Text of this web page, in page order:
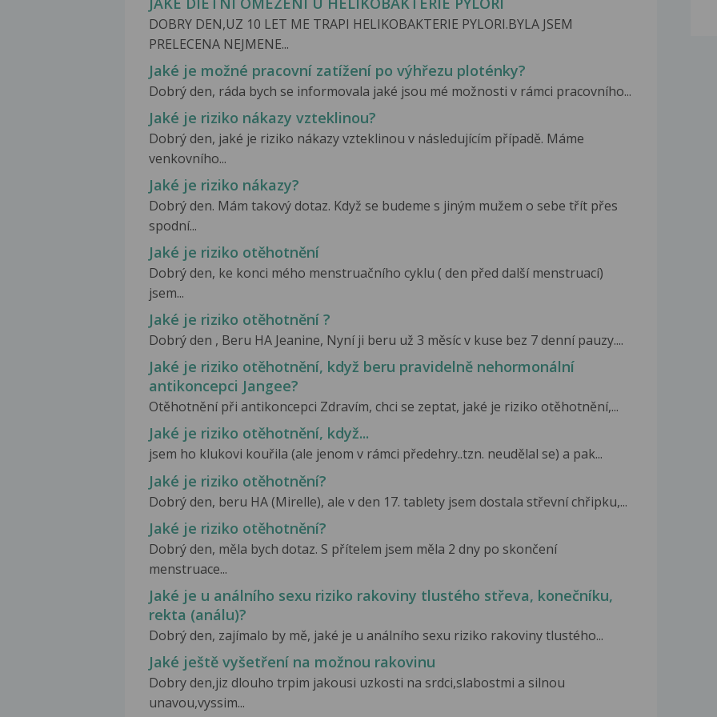
DOBRY DEN,UZ 10 LET ME TRAPI HELIKOBAKTERIE PYLORI.BYLA JSEM
PRELECENA NEJMENE...
Jaké je možné pracovní zatížení po výhřezu ploténky?
Dobrý den, ráda bych se informovala jaké jsou mé možnosti v rámci pracovního...
Jaké je riziko nákazy vzteklinou?
Dobrý den, jaké je riziko nákazy vzteklinou v následujícím případě. Máme
venkovního...
Jaké je riziko nákazy?
Dobrý den. Mám takový dotaz. Když se budeme s jiným mužem o sebe třít přes
spodní...
Jaké je riziko otěhotnění
Dobrý den, ke konci mého menstruačního cyklu ( den před další menstruací)
jsem...
Jaké je riziko otěhotnění ?
Dobrý den , Beru HA Jeanine, Nyní ji beru už 3 měsíc v kuse bez 7 denní pauzy....
Jaké je riziko otěhotnění, když beru pravidelně nehormonální
antikoncepci Jangee?
Otěhotnění při antikoncepci Zdravím, chci se zeptat, jaké je riziko otěhotnění,...
Jaké je riziko otěhotnění, když...
jsem ho klukovi kouřila (ale jenom v rámci předehry..tzn. neudělal se) a pak...
Jaké je riziko otěhotnění?
Dobrý den, beru HA (Mirelle), ale v den 17. tablety jsem dostala střevní chřipku,...
Jaké je riziko otěhotnění?
Dobrý den, měla bych dotaz. S přítelem jsem měla 2 dny po skončení
menstruace...
Jaké je u análního sexu riziko rakoviny tlustého střeva, konečníku,
rekta (análu)?
Dobrý den, zajímalo by mě, jaké je u análního sexu riziko rakoviny tlustého...
Jaké ještě vyšetření na možnou rakovinu
Dobry den,jiz dlouho trpim jakousi uzkosti na srdci,slabostmi a silnou
unavou,vyssim...